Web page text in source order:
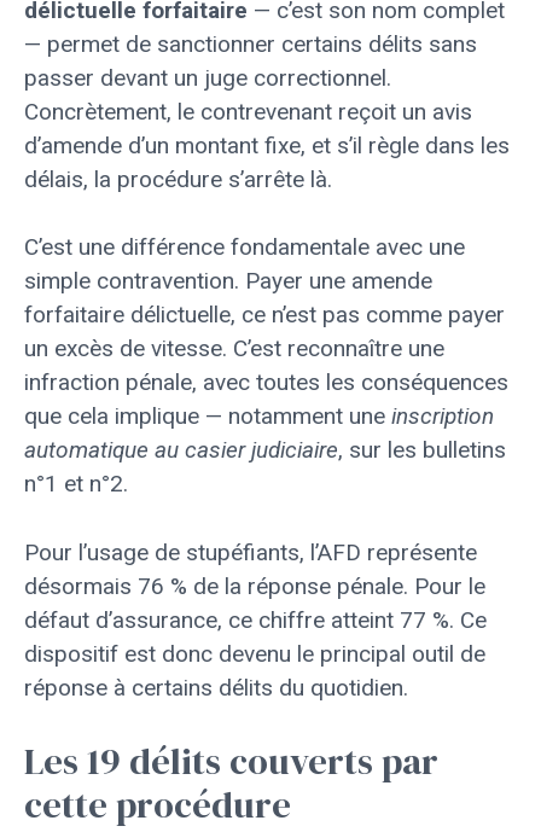
délictuelle forfaitaire — c’est son nom complet
— permet de sanctionner certains délits sans
passer devant un juge correctionnel.
Concrètement, le contrevenant reçoit un avis
d’amende d’un montant fixe, et s’il règle dans les
délais, la procédure s’arrête là.
C’est une différence fondamentale avec une
simple contravention. Payer une amende
forfaitaire délictuelle, ce n’est pas comme payer
un excès de vitesse. C’est reconnaître une
infraction pénale, avec toutes les conséquences
que cela implique — notamment une inscription
automatique au casier judiciaire, sur les bulletins
n°1 et n°2.
Pour l’usage de stupéfiants, l’AFD représente
désormais 76 % de la réponse pénale. Pour le
défaut d’assurance, ce chiffre atteint 77 %. Ce
dispositif est donc devenu le principal outil de
réponse à certains délits du quotidien.
Les 19 délits couverts par
cette procédure